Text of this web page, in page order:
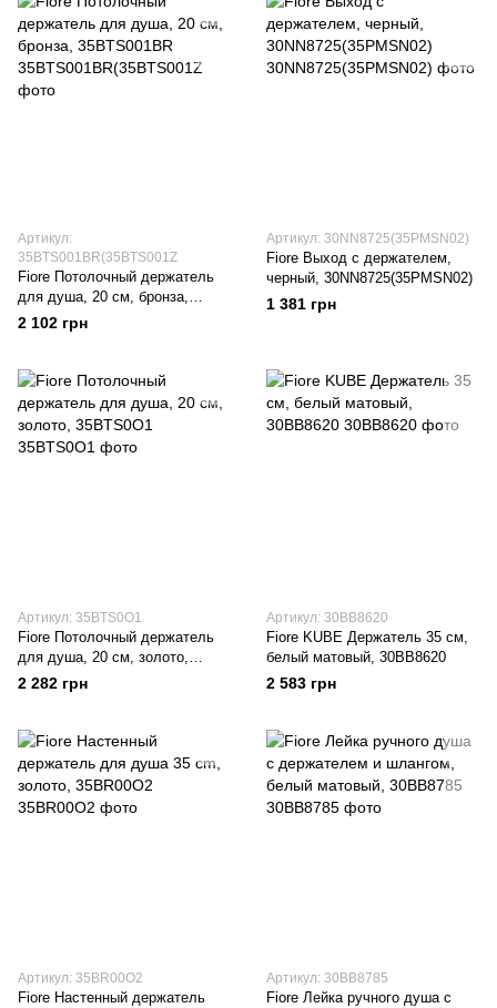
Артикул:
35BTS001BR(35BTS001Z
Fiore Потолочный держатель
для душа, 20 см, бронза,
35BTS001BR
2 102 грн
Артикул: 30NN8725(35PMSN02)
Fiore Выход с держателем,
черный, 30NN8725(35PMSN02)
1 381 грн
Артикул: 35BTS0O1
Fiore Потолочный держатель
для душа, 20 см, золото,
35BTS0O1
2 282 грн
Артикул: 30BB8620
Fiore KUBE Держатель 35 см,
белый матовый, 30BB8620
2 583 грн
Артикул: 35BR00O2
Fiore Настенный держатель
Артикул: 30BB8785
Fiore Лейка ручного душа с